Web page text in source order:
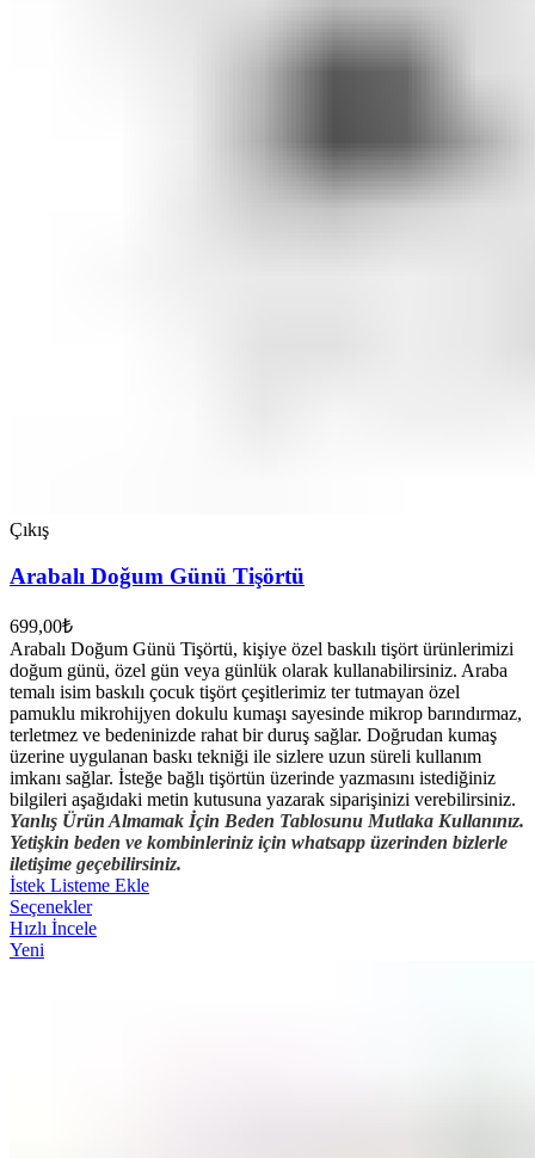
Çıkış
Arabalı Doğum Günü Tişörtü
699,00₺
Arabalı Doğum Günü Tişörtü, kişiye özel baskılı tişört ürünlerimizi
doğum günü, özel gün veya günlük olarak kullanabilirsiniz. Araba
temalı isim baskılı çocuk tişört çeşitlerimiz ter tutmayan özel
pamuklu mikrohijyen dokulu kumaşı sayesinde mikrop barındırmaz,
terletmez ve bedeninizde rahat bir duruş sağlar. Doğrudan kumaş
üzerine uygulanan baskı tekniği ile sizlere uzun süreli kullanım
imkanı sağlar. İsteğe bağlı tişörtün üzerinde yazmasını istediğiniz
bilgileri aşağıdaki metin kutusuna yazarak siparişinizi verebilirsiniz.
Yanlış Ürün Almamak İçin Beden Tablosunu Mutlaka Kullanınız.
Yetişkin beden ve kombinleriniz için whatsapp üzerinden bizlerle
iletişime geçebilirsiniz.
İstek Listeme Ekle
Seçenekler
Hızlı İncele
Yeni